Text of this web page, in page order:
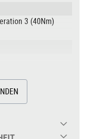
3 (40Nm)
Disc Brake
9R, Rapidfire-Plus